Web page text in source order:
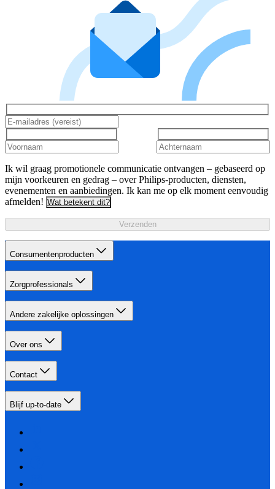
Ik wil graag promotionele communicatie ontvangen – gebaseerd op
mijn voorkeuren en gedrag – over Philips-producten, diensten,
evenementen en aanbiedingen. Ik kan me op elk moment eenvoudig
afmelden! Wat betekent dit?
Verzenden
Consumentenproducten
Zorgprofessionals
Andere zakelijke oplossingen
Over ons
Contact
Blijf up-to-date